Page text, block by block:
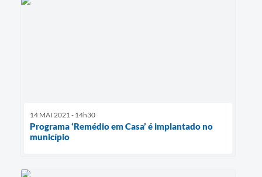
14 MAI 2021 - 14h30
Programa ‘Remédio em Casa’ é implantado no
município